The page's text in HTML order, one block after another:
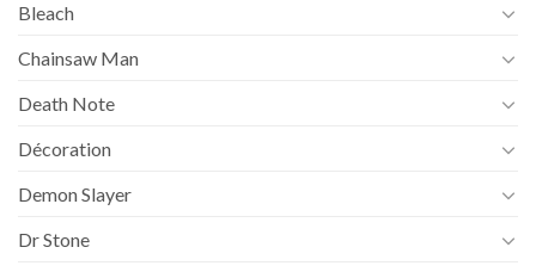
Bleach
Chainsaw Man
Death Note
Décoration
Demon Slayer
Dr Stone